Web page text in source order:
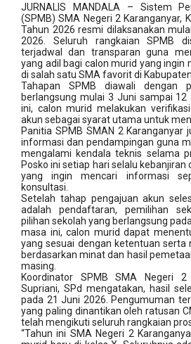
JURNALIS MANDALA – Sistem
(SPMB) SMA Negeri 2 Karanganyar,
Tahun 2026 resmi dilaksanakan
2026. Seluruh rangkaian SPMB
terjadwal dan transparan guna
yang adil bagi calon murid yang ingin
di salah satu SMA favorit di
Tahapan SPMB diawali dengan
berlangsung mulai 3 Juni sampai
ini, calon murid melakukan
akun sebagai syarat utama untuk
Panitia SPMB SMAN 2 Karanganyar
informasi dan pendampingan guna
mengalami kendala teknis selama
Posko ini setiap hari selalu kebanjiran
yang ingin mencari informasi
konsultasi.
Setelah tahap pengajuan akun
adalah pendaftaran, pemilihan
pilihan sekolah yang berlangsung
masa ini, calon murid dapat
yang sesuai dengan ketentuan serta
berdasarkan minat dan hasil
masing.
Koordinator SPMB SMA Negeri 2
Supriani, SPd mengatakan, hasil
pada 21 Juni 2026. Pengumuman
yang paling dinantikan oleh ratusan
telah mengikuti seluruh rangkaian
“Tahun ini SMA Negeri 2